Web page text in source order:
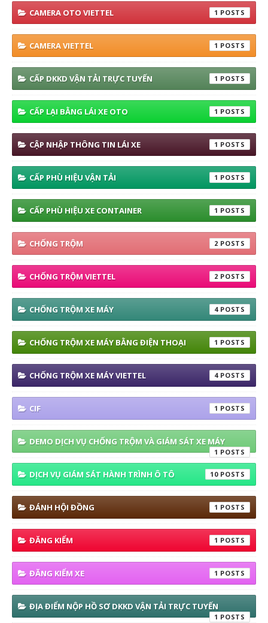
CAMERA OTO VIETTEL 1
CAMERA VIETTEL 1
CẤP DKKD VẬN TẢI TRỰC TUYẾN 1
CẤP LẠI BẰNG LÁI XE OTO 1
CẬP NHẬP THÔNG TIN LÁI XE 1
CẤP PHÙ HIỆU VẬN TẢI 1
CẤP PHÙ HIỆU XE CONTAINER 1
CHỐNG TRỘM 2
CHỐNG TRỘM VIETTEL 2
CHỐNG TRỘM XE MÁY 4
CHỐNG TRỘM XE MÁY BẰNG ĐIỆN THOẠI 1
CHỐNG TRỘM XE MÁY VIETTEL 4
CIF 1
DEMO DỊCH VỤ CHỐNG TRỘM VÀ GIÁM SÁT XE MÁY
1
DỊCH VỤ GIÁM SÁT HÀNH TRÌNH Ô TÔ 10
ĐÁNH HỘI ĐỒNG 1
ĐĂNG KIỂM 1
ĐĂNG KIỂM XE 1
ĐỊA ĐIỂM NỘP HỒ SƠ DKKD VẬN TẢI TRỰC TUYẾN
1